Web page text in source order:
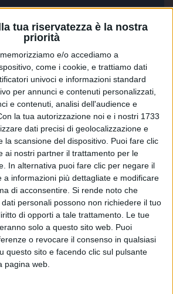
tua riservatezza è la nostra
priorità
memorizziamo e/o accediamo a
come i cookie, e trattiamo dati
univoci e informazioni standard
per annunci e contenuti personalizzati,
e contenuti, analisi dell'audience e
la tua autorizzazione noi e i nostri 1733
dati precisi di geolocalizzazione e
la scansione del dispositivo. Puoi fare clic
ai nostri partner il trattamento per le
In alternativa puoi fare clic per negare il
a informazioni più dettagliate e modificare
di acconsentire. Si rende noto che
personali possono non richiedere il tuo
di opporti a tale trattamento. Le tue
solo a questo sito web. Puoi
o revocare il consenso in qualsiasi
questo sito e facendo clic sul pulsante
pagina web.
motivazionedelPremio
(che contiene alcuni versi
autobiografica, affronta un
importanza: la solitudine che
alla gola / come un foulard’
papà’ perso in un vuoto che si fa
ad imparare ‘cos’è l’assenza
mancanza’. Ma non sarà un
se si impara a tendere la
madre, cui Clara si rivolge. È
adulti, imparando ad ammettere